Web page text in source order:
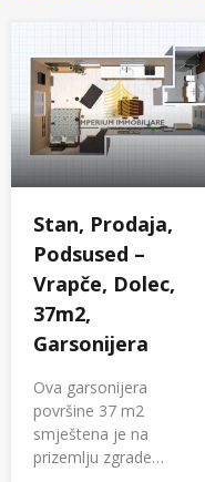
Stan, Prodaja,
Podsused –
Vrapče, Dolec,
37m2,
Garsonijera
Ova garsonijera
površine 37 m2
smještena je na
prizemlju zgrade…